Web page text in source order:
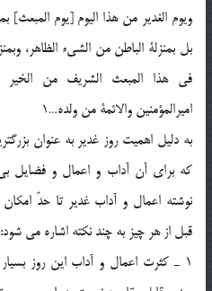
ویوم الغدیر من هذا الیوم [یوم المبعث]
بل بمنزلة الباطن من الشیء الظاهر،
فی هذا المبعث الشریف من الخیر
امیرالمؤمنین والائمة من ولده…1
به دلیل اهمیت روز غدیر به عنوان
که برای آن آداب و اعمال و فضایل
نوشته اعمال و آداب غدیر تا حدّ امکان
قبل از هر چیز به چند نکته اشاره می شود:
1 ـ کثرت اعمال و آداب این روز